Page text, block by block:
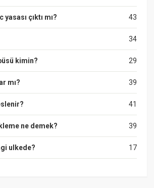
43
çıktı mı?
34
29
kimin?
39
mı?
41
39
ne demek?
17
ulkede?